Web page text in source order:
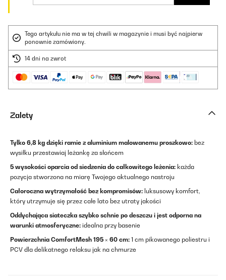
Tego artykułu nie ma w tej chwili w magazynie i musi być najpierw
ponownie zamówiony.
14 dni na zwrot
Zalety
Tylko 6,8 kg dzięki ramie z aluminium malowanemu proszkowo: bez
wysiłku przestawiaj leżankę za słońcem
5 wysokości oparcia od siedzenia do całkowitego leżenia: każda
pozycja stworzona na miarę Twojego aktualnego nastroju
Całoroczna wytrzymałość bez kompromisów: luksusowy komfort,
który utrzymuje się przez całe lato bez utraty jakości
Oddychająca siateczka szybko schnie po deszczu i jest odporna na
warunki atmosferyczne: idealna przy basenie
Powierzchnia ComfortMesh 195 × 60 cm: 1 cm pikowanego poliestru i
PCV dla delikatnego relaksu jak na chmurze